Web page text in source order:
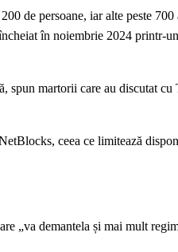
de persoane, iar alte peste 700
în noiembrie 2024 printr-
spun martorii care au discutat
ceea ce limitează
„va demantela și mai mult